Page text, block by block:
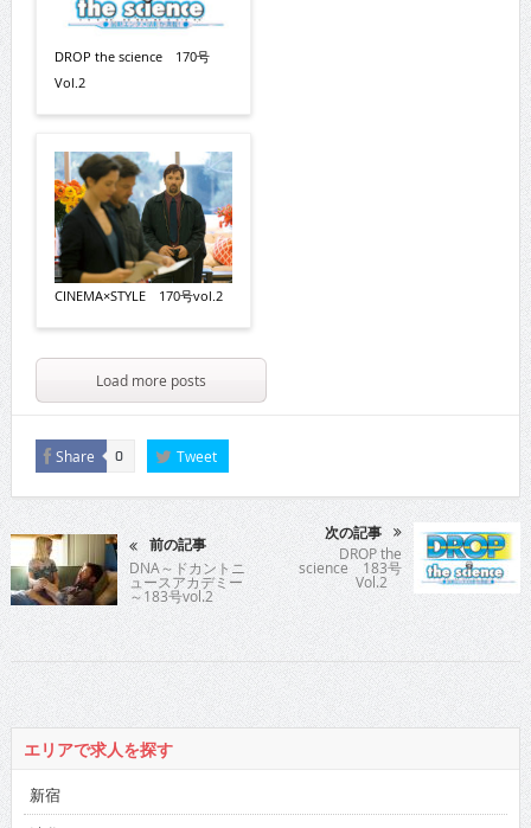
DROP the science 170号
Vol.2
CINEMA×STYLE 170号vol.2
Load more posts
Share 0 Tweet
前の記事
DNA～ドカントニ
ュースアカデミー
～183号vol.2
次の記事
DROP the
science 183号
Vol.2
エリアで求人を探す
新宿